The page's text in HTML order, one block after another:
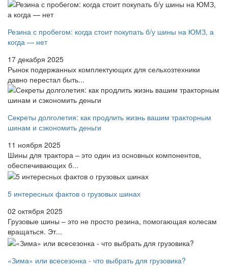
Резина с пробегом: когда стоит покупать б/у шины на ЮМЗ, а
когда — нет
17 декабря 2025
Рынок подержанных комплектующих для сельхозтехники
давно перестал быть...
Секреты долголетия: как продлить жизнь вашим тракторным
шинам и сэкономить деньги
11 ноября 2025
Шины для трактора – это один из основных компонентов,
обеспечивающих б...
5 интересных фактов о грузовых шинах
02 октября 2025
Грузовые шины – это не просто резина, помогающая колесам
вращаться. Эт...
«Зима» или всесезонка - что выбрать для грузовика?